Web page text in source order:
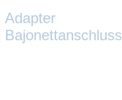
Adapter